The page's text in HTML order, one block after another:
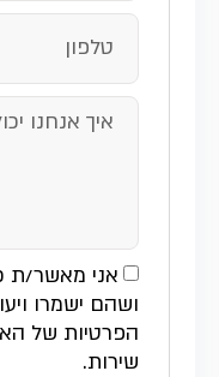
אני מאשר/ת
ושהם ישמרו
הפרטיות של
שירות.